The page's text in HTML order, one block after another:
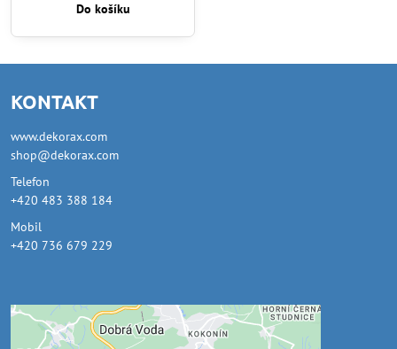
Do košíku
KONTAKT
www.dekorax.com
shop@dekorax.com
Telefon
+420 483 388 184
Mobil
+420 736 679 229